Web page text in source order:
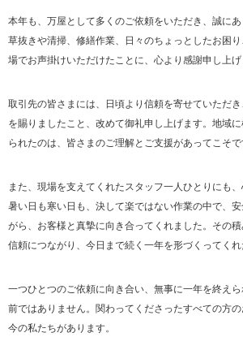
本年も、万屋として多くのご依頼をいただき、誠にあ
草抜きや清掃、修繕作業、日々のちょっとしたお困
場でお声掛けいただけたことに、心より感謝申し上げ
取引先の皆さまには、日頃より信頼を寄せていただ
を賜りましたこと、改めて御礼申し上げます。地域
られたのは、皆さまのご理解とご支援があってこそで
また、現場を支えてくれたスタッフ一人ひとりにも、
暑い日も寒い日も、決して楽ではない作業の中で、
がら、お客様と真摯に向き合ってくれました。その
信頼につながり、今日まで続く一年を形づくってくれ
一つひとつのご依頼に向き合い、無事に一年を終え
前ではありません。関わってくださったすべての方の
今の私たちがあります。